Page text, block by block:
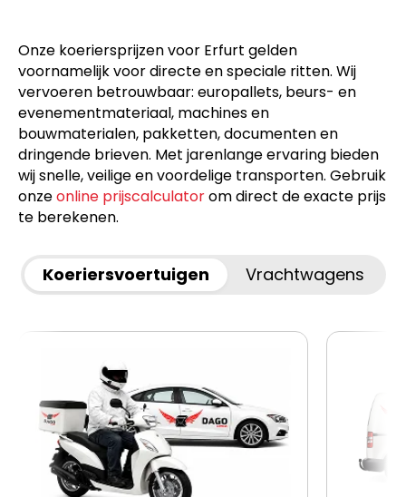
Onze koeriersprijzen voor Erfurt gelden
voornamelijk voor directe en speciale ritten. Wij
vervoeren betrouwbaar: europallets, beurs- en
evenementmateriaal, machines en
bouwmaterialen, pakketten, documenten en
dringende brieven. Met jarenlange ervaring bieden
wij snelle, veilige en voordelige transporten. Gebruik
onzeonline prijscalculatorom direct de exacte prijs
te berekenen.
Koeriersvoertuigen Vrachtwagens